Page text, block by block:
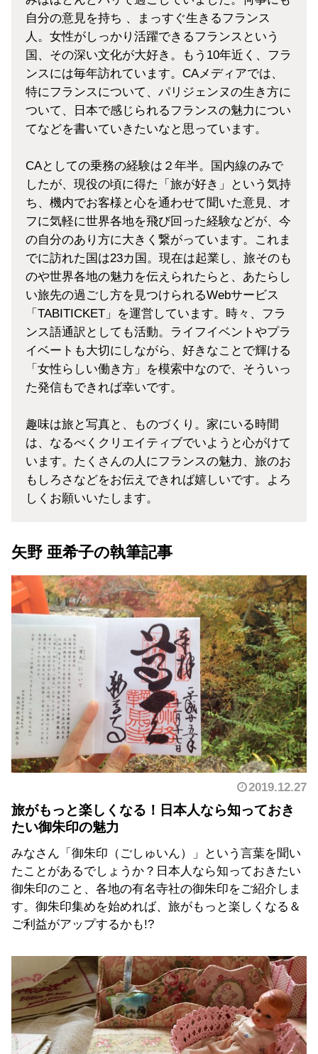
自分の意見を持ち 、まっすぐ生きるフランス
人。女性がしっかり活躍できるフランスという
国、その深い文化が大好き。もう10年近く、フラ
ンスには毎年訪れています。CAメディアでは、
特にフランスについて、パリジェンヌの生き方に
ついて、日本で感じられるフランスの魅力につい
てなどを書いていきたいなと思っています。
CAとしての乗務の経験は２年半。国内線のみで
したが、現役の頃に得た「旅が好き」という気持
ち、機内でお客様と心を通わせて聞いた意見、オ
フに気軽に世界各地を飛び回った経験などが、今
の自分のあり方に大きく繋がっています。これま
でに訪れた国は23カ国。現在は起業し、旅そのも
のや世界各地の魅力を伝えられたらと、あたらし
い旅先の過ごし方を見つけられるWebサービス
「TABITICKET」を運営しています。時々、フラ
ンス語通訳としても活動。ライフイベントやプラ
イベートも大切にしながら、好きなことで輝ける
「女性らしい働き方」を模索中なので、そういっ
た発信もできれば幸いです。
趣味は旅と写真と、ものづくり。家にいる時間
は、なるべくクリエイティブでいようと心がけて
います。たくさんの人にフランスの魅力、旅のお
もしろさなどをお伝えできれば嬉しいです。よろ
しくお願いいたします。
矢野 亜希子の執筆記事
2019.12.27
旅がもっと楽しくなる！日本人なら知っておき
たい御朱印の魅力
みなさん「御朱印（ごしゅいん）」という言葉を聞い
たことがあるでしょうか？日本人なら知っておきたい
御朱印のこと、各地の有名寺社の御朱印をご紹介しま
す。御朱印集めを始めれば、旅がもっと楽しくなる＆
ご利益がアップするかも!?